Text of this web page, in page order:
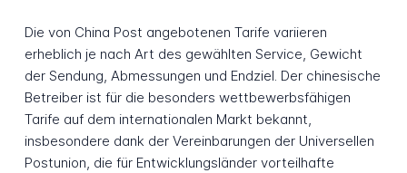
Die von China Post angebotenen Tarife variieren
erheblich je nach Art des gewählten Service, Gewicht
der Sendung, Abmessungen und Endziel. Der chinesische
Betreiber ist für die besonders wettbewerbsfähigen
Tarife auf dem internationalen Markt bekannt,
insbesondere dank der Vereinbarungen der Universellen
Postunion, die für Entwicklungsländer vorteilhafte